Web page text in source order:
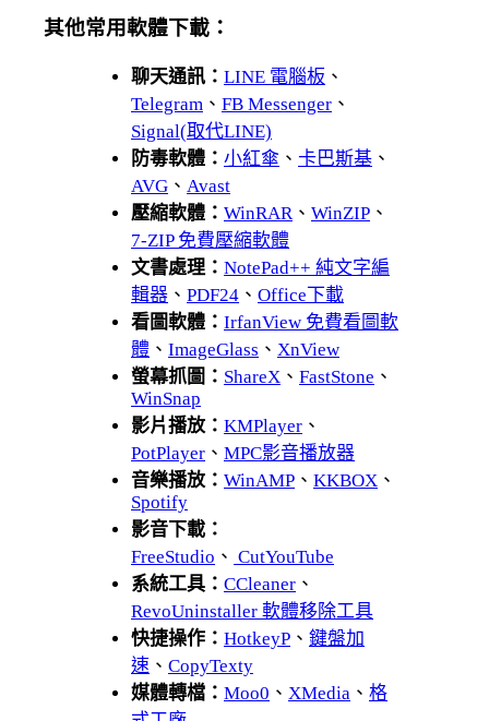
其他常用軟體下載：
聊天通訊： LINE 電腦板 、
Telegram 、 FB Messenger 、
Signal(取代LINE)
防毒軟體： 小紅傘 、 卡巴斯基 、
AVG 、 Avast
壓縮軟體： WinRAR、 WinZIP 、
7-ZIP 免費壓縮軟體
文書處理： NotePad++ 純文字編
輯器 、 PDF24 、 Office下載
看圖軟體： IrfanView 免費看圖軟
體 、 ImageGlass 、 XnView
螢幕抓圖： ShareX 、 FastStone 、
WinSnap
影片播放： KMPlayer 、
PotPlayer 、 MPC影音播放器
音樂播放： WinAMP 、 KKBOX 、
Spotify
影音下載：
FreeStudio 、 CutYouTube
系統工具： CCleaner 、
RevoUninstaller 軟體移除工具
快捷操作： HotkeyP 、 鍵盤加
速 、 CopyTexty
媒體轉檔： Moo0 、 XMedia 、 格